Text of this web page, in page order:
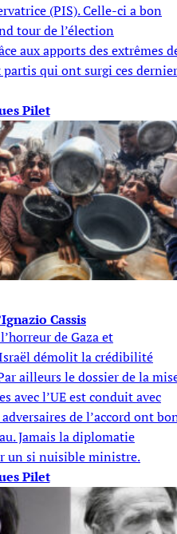
(PIS). Celle-ci a bon
tour de l’élection
aux apports des extrêmes
qui ont surgi ces
Pilet
Cassis
de Gaza et
démolit la crédibilité
ailleurs le dossier de la
avec l’UE est conduit avec
de l’accord ont
Jamais la diplomatie
un si nuisible ministre.
Pilet